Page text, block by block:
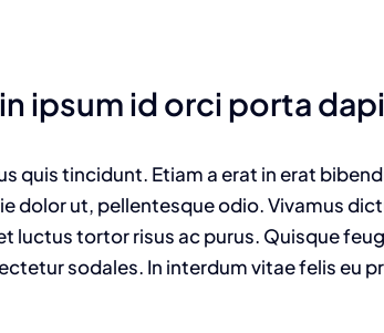
ipsum id orci porta
quis tincidunt. Etiam a erat in erat
dolor ut, pellentesque odio. Vivamus
luctus tortor risus ac purus. Quisque
sodales. In interdum vitae felis eu